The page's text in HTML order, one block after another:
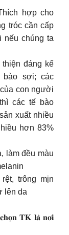
hợp cho
tróc cần cấp
nếu chúng ta
đáng kể
bào sợi; các
con người
các tế bào
xuất nhiều
hơn 83%
làm đều màu
trông mịn
lên da
𝐓𝐊 𝐥𝐚̀ 𝐧𝐨̛𝐢